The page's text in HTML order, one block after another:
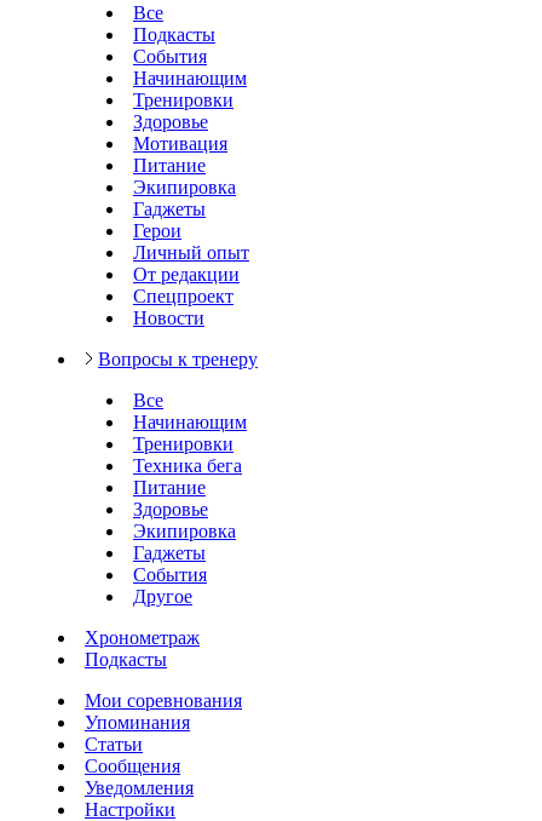
Все
Подкасты
События
Начинающим
Тренировки
Здоровье
Мотивация
Питание
Экипировка
Гаджеты
Герои
Личный опыт
От редакции
Спецпроект
Новости
Вопросы к тренеру
Все
Начинающим
Тренировки
Техника бега
Питание
Здоровье
Экипировка
Гаджеты
События
Другое
Хронометраж
Подкасты
Мои соревнования
Упоминания
Статьи
Сообщения
Уведомления
Настройки